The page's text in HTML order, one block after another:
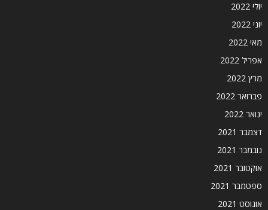
יולי 2022
יוני 2022
מאי 2022
אפריל 2022
מרץ 2022
פברואר 2022
ינואר 2022
דצמבר 2021
נובמבר 2021
אוקטובר 2021
ספטמבר 2021
אוגוסט 2021